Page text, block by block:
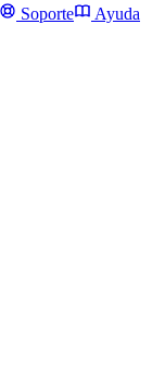
Soporte Ayuda